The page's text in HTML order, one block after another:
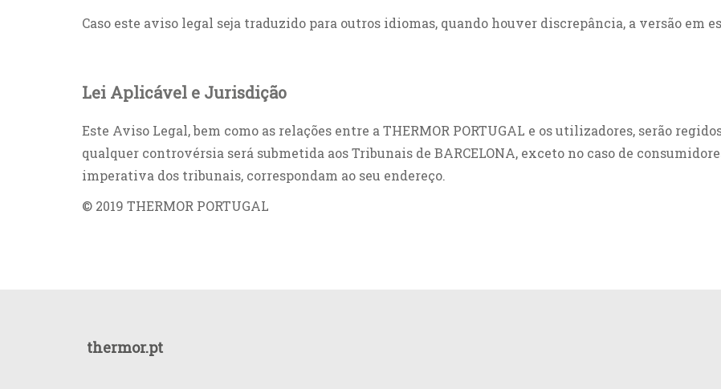
Caso este aviso legal seja traduzido para outros idiomas, quando houver discrepância, a versão em
Lei Aplicável e Jurisdição
Este Aviso Legal, bem como as relações entre a THERMOR PORTUGAL e os utilizadores, serão
qualquer controvérsia será submetida aos Tribunais de BARCELONA, exceto no caso de
imperativa dos tribunais, correspondam ao seu endereço.
© 2019 THERMOR PORTUGAL
thermor.pt